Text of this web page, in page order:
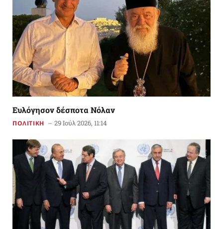
Ευλόγησον δέσποτα Νόλαν
ΠΟΛΙΤΙΚΗ 29 Ιούλ 2026, 11:14